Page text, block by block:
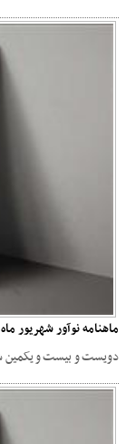
ماهنامه نوآور شهریور ماه 1403 منتشر
دویست و بیست و یکمین شماره